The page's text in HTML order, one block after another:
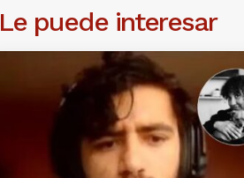
Le puede interesar